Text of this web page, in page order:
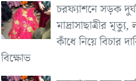
চরফ্যাশনে সড়ক
মাদ্রাসাছাত্রীর মৃত্যু,
কাঁধে নিয়ে বিচার
বিক্ষোভ